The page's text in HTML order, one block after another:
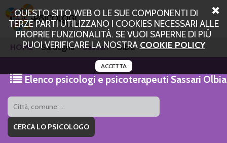
QUESTO SITO WEB O LE SUE COMPONENTI DI
TERZE PARTI UTILIZZANO I COOKIES NECESSARI ALLE
PROPRIE FUNZIONALITÀ. SE VUOI SAPERNE DI PIÙ
PUOI VERIFICARE LA NOSTRA COOKIE POLICY
ACCETTA
HOME Sardegna Sassari Olbia
Elenco psicologi e psicoterapeuti Sassari Olbia